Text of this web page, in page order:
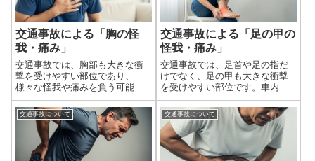
交通事故による「胸の怪
我・痛み」
交通事故では、胸部も大きな衝
撃を受けやすい部位であり、
様々な怪我や痛みを負う可能性
があります。特に、正面衝突で
は、ハンドルやダッシュボー
ド、あるいはシートベルトによ
る直接的な衝撃が胸部に加わる
ことで、肋骨や胸骨、さらには
その奥にある肺や心臓...
交通事故による「足の甲の
怪我・痛み」
交通事故では、足首や足の指だ
けでなく、足の甲も大きな衝撃
を受けやすい部位です。車内で
の急ブレーキによる踏み込み、
ダッシュボードへの衝突、歩行
中や自転車・バイクでの事故に
よる直接的な圧迫やねじれな
ど、様々な状況で足の甲に過度
な負担がかかり、深...
交通事故について 交通事故について